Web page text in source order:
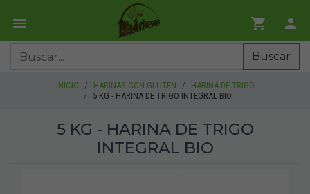
Buscar
INICIO HARINAS CON GLUTEN
HARINA DE TRIGO
5 KG - HARINA DE TRIGO INTEGRAL BIO
5 KG - HARINA DE TRIGO
INTEGRAL BIO